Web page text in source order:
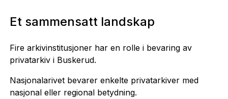
Et sammensatt landskap
Fire arkivinstitusjoner har en rolle i bevaring av
privatarkiv i Buskerud.
Nasjonalarivet bevarer enkelte privatarkiver med
nasjonal eller regional betydning.